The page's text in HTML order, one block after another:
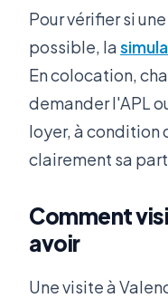
Pour vérifier si
possible, la
En colocation,
demander l'APL
loyer, à condition
clairement sa
Comment
avoir
Une visite à